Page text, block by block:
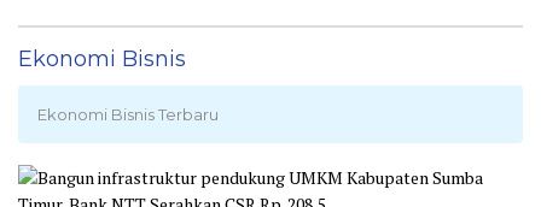
Ekonomi Bisnis
Ekonomi Bisnis Terbaru